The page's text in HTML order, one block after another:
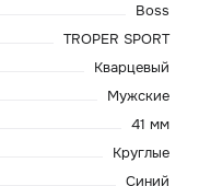
Boss
TROPER SPORT
Кварцевый
Мужские
41 мм
Круглые
Синий